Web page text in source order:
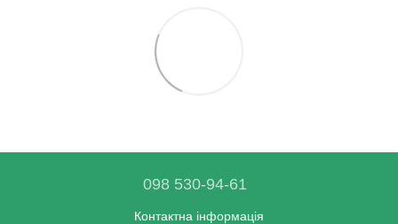
098 530-94-61
Контактна інформація